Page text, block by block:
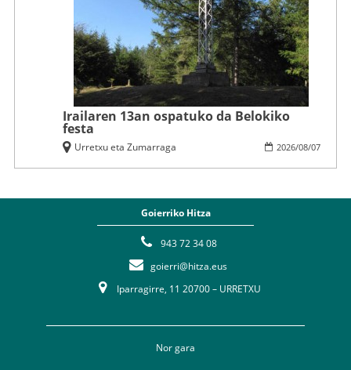
Irailaren 13an ospatuko da Belokiko
festa
2026/08/07
Urretxu eta Zumarraga
Goierriko Hitza
943 72 34 08
goierri@hitza.eus
Iparragirre, 11 20700 – URRETXU
Nor gara